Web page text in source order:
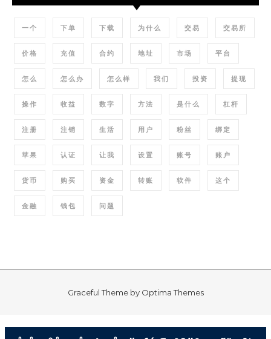
一个 下单 下载 为什么 交易 交易所
价格 充值 合约 地址 市场 平台
怎么 怎么办 怎么样 我们 投资 提现
操作 收益 数字 方法 是什么 杠杆
注册 注销 生活 用户 粉丝 绑定
苹果 认证 让我 设置 账号 账户
货币 购买 资金 转账 软件 这个
金融 钱包 问题
Graceful Theme by Optima Themes